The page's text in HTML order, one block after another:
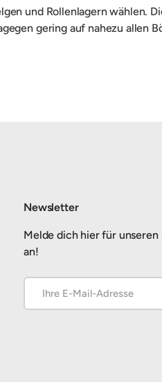
und Rollenlagern wählen.
gering auf nahezu allen
Newsletter
Melde dich hier für
an!